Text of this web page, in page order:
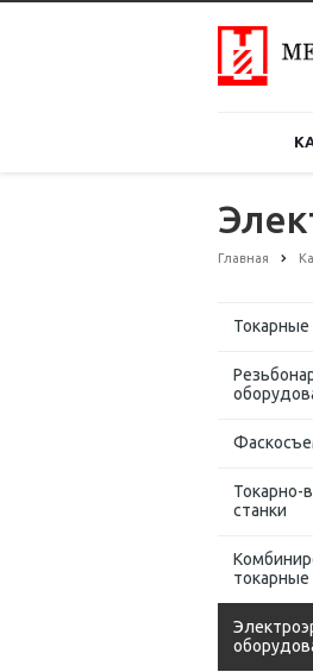
Главная
Токарные
Токарно-
станки
токарные